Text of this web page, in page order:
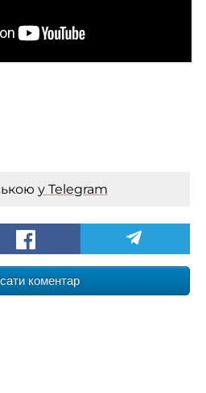
у Telegram
коментар